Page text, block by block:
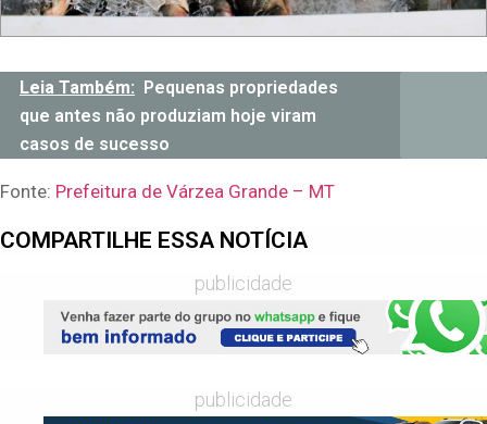
Leia Também: Pequenas propriedades
que antes não produziam hoje viram
casos de sucesso
Fonte: Prefeitura de Várzea Grande – MT
COMPARTILHE ESSA NOTÍCIA
publicidade
publicidade